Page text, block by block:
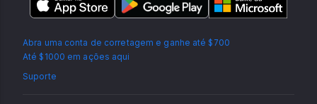
Abra uma conta de corretagem e ganhe até $700
Até $1000 em ações aqui
Suporte